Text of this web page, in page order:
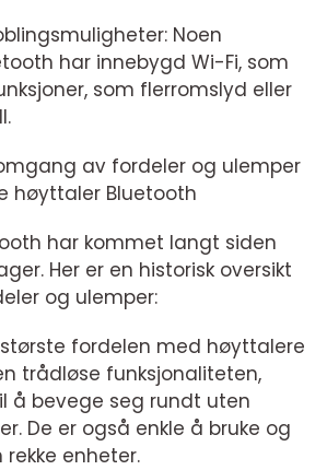
Noen
har innebygd Wi-Fi, som
som flerromslyd eller
av fordeler og ulemper
høyttaler Bluetooth
har kommet langt siden
Her er en historisk oversikt
og ulemper:
største fordelen med høyttalere
trådløse funksjonaliteten,
å bevege seg rundt uten
De er også enkle å bruke og
rekke enheter.